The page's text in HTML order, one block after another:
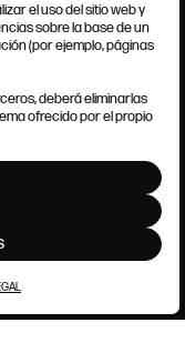
el uso del sitio web y
sobre la base de un
(por ejemplo, páginas
deberá eliminarlas
ofrecido por el propio